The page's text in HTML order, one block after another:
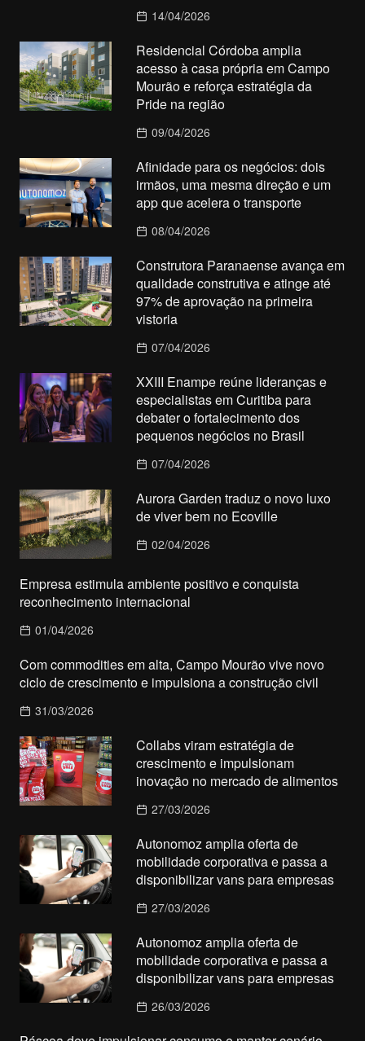
14/04/2026
Residencial Córdoba amplia
acesso à casa própria em Campo
Mourão e reforça estratégia da
Pride na região
09/04/2026
Afinidade para os negócios: dois
irmãos, uma mesma direção e um
app que acelera o transporte
08/04/2026
Construtora Paranaense avança em
qualidade construtiva e atinge até
97% de aprovação na primeira
vistoria
07/04/2026
XXIII Enampe reúne lideranças e
especialistas em Curitiba para
debater o fortalecimento dos
pequenos negócios no Brasil
07/04/2026
Aurora Garden traduz o novo luxo
de viver bem no Ecoville
02/04/2026
Empresa estimula ambiente positivo e conquista
reconhecimento internacional
01/04/2026
Com commodities em alta, Campo Mourão vive novo
ciclo de crescimento e impulsiona a construção civil
31/03/2026
Collabs viram estratégia de
crescimento e impulsionam
inovação no mercado de alimentos
27/03/2026
Autonomoz amplia oferta de
mobilidade corporativa e passa a
disponibilizar vans para empresas
27/03/2026
Autonomoz amplia oferta de
mobilidade corporativa e passa a
disponibilizar vans para empresas
26/03/2026